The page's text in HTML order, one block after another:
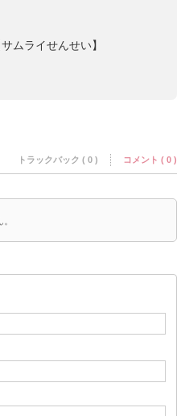
ムライせんせい】
トラックバック ( 0 ) コメント ( 0 )